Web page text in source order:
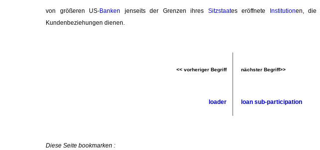
von größeren US-Banken jenseits der Grenzen ihres Sitzstaates eröffnete Institutionen, die
Kundenbeziehungen dienen.
<< vorheriger Begriff nächster Begriff>>
loader loan sub-participation
Diese Seite bookmarken :